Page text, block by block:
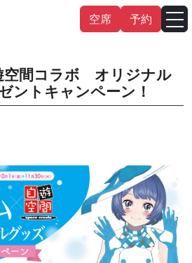
空席 予約
空間コラボ オリジナル
トキャンペーン！
繁體 ） 中文（简 体 ）
日本語